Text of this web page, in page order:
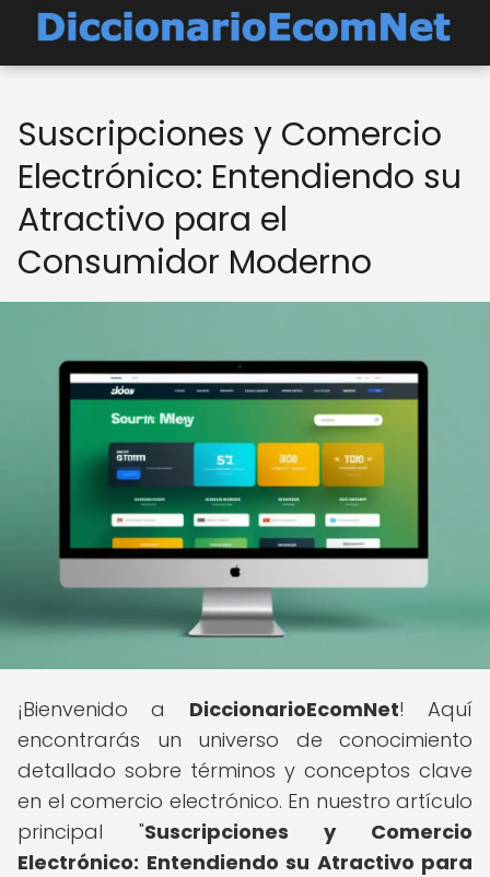
Suscripciones y Comercio
Electrónico: Entendiendo su
Atractivo para el
Consumidor Moderno
¡Bienvenido a DiccionarioEcomNet! Aquí
encontrarás un universo de conocimiento
detallado sobre términos y conceptos clave
en el comercio electrónico. En nuestro artículo
principal "Suscripciones y Comercio
Electrónico: Entendiendo su Atractivo para